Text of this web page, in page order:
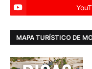
MAPA TURÍSTICO DE